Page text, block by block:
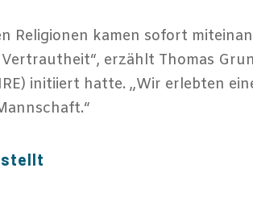
Religionen kamen sofort
erzählt Thomas
initiiert hatte. „Wir erlebten